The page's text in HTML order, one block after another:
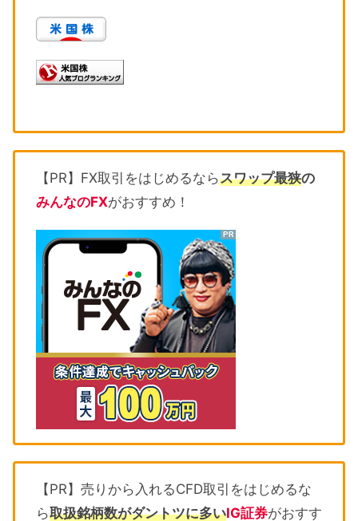
【PR】FX取引をはじめるならスワップ最狭の
みんなのFXがおすすめ！
【PR】売りから入れるCFD取引をはじめるな
ら取扱銘柄数がダントツに多いIG証券がおすす